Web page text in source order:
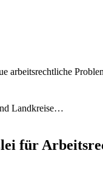
arbeitsrechtliche
Landkreise…
für